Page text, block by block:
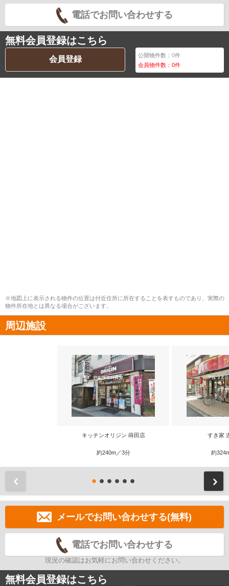
電話でお問い合わせする
無料会員登録はこちら
会員登録 公開物件数：0件
会員物件数：0件
※地図上に表示される物件の位置は付近住所に所在することを表すものであり、実際の
物件所在地とは異なる場合がございます。
周辺施設
キッチンオリジン 蒔田店
約240m／3分
すき家
約
メールでお問い合わせする(無料)
電話でお問い合わせする
現況の確認はお気軽にお問い合わせください。
無料会員登録はこちら